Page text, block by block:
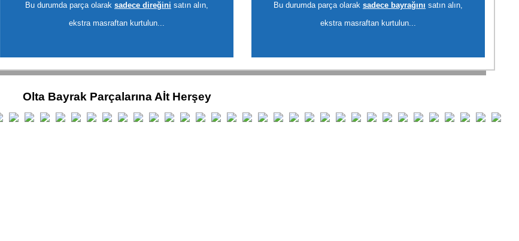
Bu durumda parça olarak sadece direğini satın alın,
ekstra masraftan kurtulun...
Bu durumda parça olarak sadece bayrağını satın alın,
ekstra masraftan kurtulun...
Olta Bayrak Parçalarına Aİt Herşey